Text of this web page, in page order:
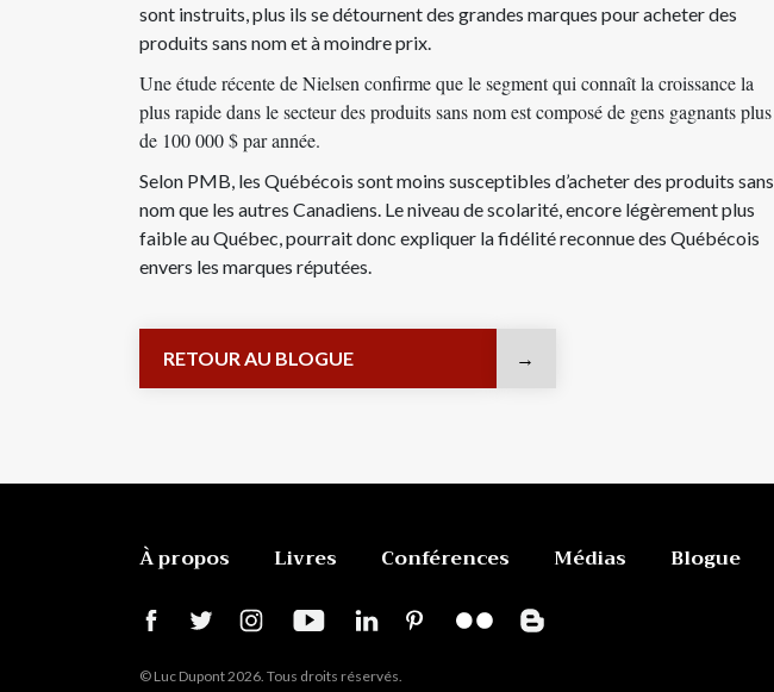
sont instruits, plus ils se détournent des grandes marques pour acheter des
produits sans nom et à moindre prix.
Une étude récente de Nielsen confirme que le segment qui connaît la croissance la
plus rapide dans le secteur des produits sans nom est composé de gens gagnants plus
de 100 000 $ par année.
Selon PMB, les Québécois sont moins susceptibles d’acheter des produits sans
nom que les autres Canadiens. Le niveau de scolarité, encore légèrement plus
faible au Québec, pourrait donc expliquer la fidélité reconnue des Québécois
envers les marques réputées.
RETOUR AU BLOGUE
À propos Livres Conférences Médias Blogue
© Luc Dupont 2026. Tous droits réservés.